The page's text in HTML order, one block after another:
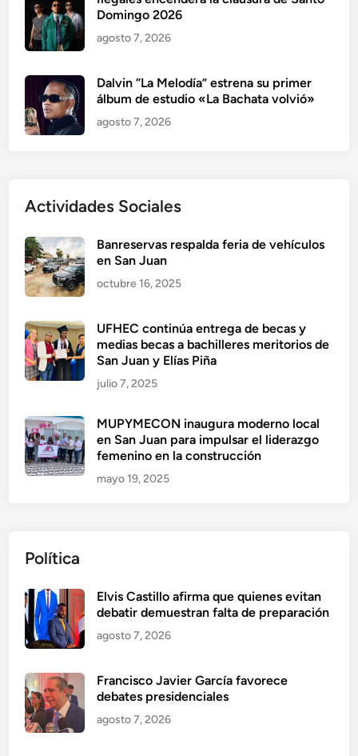
Domingo 2026
agosto 7, 2026
Dalvin “La Melodía” estrena su primer
álbum de estudio «La Bachata volvió»
agosto 7, 2026
Actividades Sociales
Banreservas respalda feria de vehículos
en San Juan
octubre 16, 2025
UFHEC continúa entrega de becas y
medias becas a bachilleres meritorios de
San Juan y Elías Piña
julio 7, 2025
MUPYMECON inaugura moderno local
en San Juan para impulsar el liderazgo
femenino en la construcción
mayo 19, 2025
Política
Elvis Castillo afirma que quienes evitan
debatir demuestran falta de preparación
agosto 7, 2026
Francisco Javier García favorece
debates presidenciales
agosto 7, 2026